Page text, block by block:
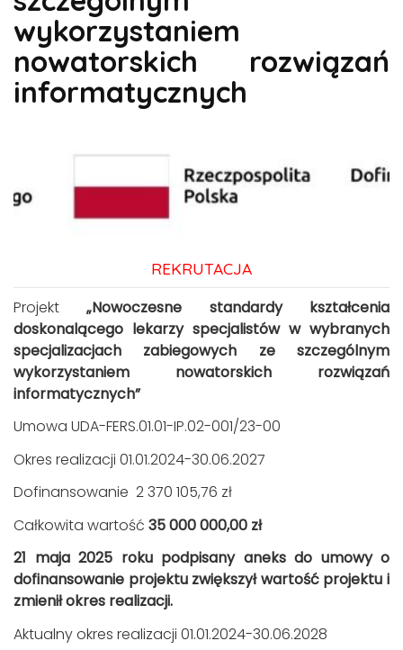
wykorzystaniem
nowatorskich rozwiązań
informatycznych
REKRUTACJA
Projekt„Nowoczesne standardy kształcenia
doskonalącego lekarzy specjalistów w wybranych
specjalizacjach zabiegowych ze szczególnym
wykorzystaniem nowatorskich rozwiązań
informatycznych”
Umowa UDA-FERS.01.01-IP.02-001/23-00
Okres realizacji 01.01.2024-30.06.2027
Dofinansowanie 2 370 105,76 zł
Całkowita wartość 35 000 000,00 zł
21 maja 2025 roku podpisany aneks do umowy o
dofinansowanie projektu zwiększył wartość projektu i
zmienił okres realizacji.
Aktualny okres realizacji 01.01.2024-30.06.2028